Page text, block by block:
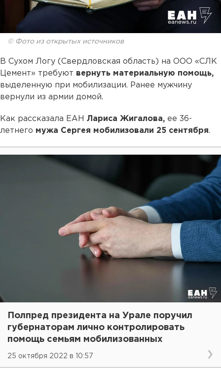
© Фото из открытых источников
В Сухом Логу (Свердловская область) на ООО «СЛК
Цемент» требуют вернуть материальную помощь,
выделенную при мобилизации. Ранее мужчину
вернули из армии домой.
Как рассказала ЕАН Лариса Жигалова, ее 36-
летнего мужа Сергея мобилизовали 25 сентября.
Полпред президента на Урале поручил
губернаторам лично контролировать
помощь семьям мобилизованных
25 октября 2022 в 10:57